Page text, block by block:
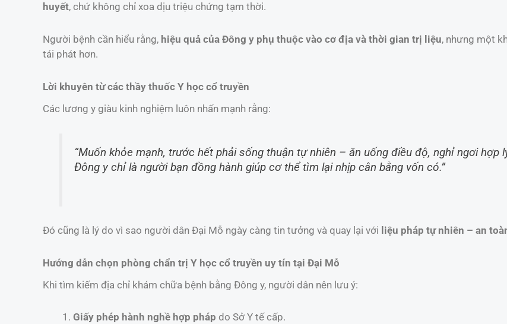
huyết, chứ không chỉ xoa dịu triệu chứng tạm thời.
Người bệnh cần hiểu rằng, hiệu quả của Đông y phụ thuộc vào cơ địa và thời gian trị liệu, nhưng một
tái phát hơn.
Lời khuyên từ các thầy thuốc Y học cổ truyền
Các lương y giàu kinh nghiệm luôn nhấn mạnh rằng:
“Muốn khỏe mạnh, trước hết phải sống thuận tự nhiên – ăn uống điều độ, nghỉ ngơi hợp
Đông y chỉ là người bạn đồng hành giúp cơ thể tìm lại nhịp cân bằng vốn có.”
Đó cũng là lý do vì sao người dân Đại Mỗ ngày càng tin tưởng và quay lại với liệu pháp tự nhiên – an
Hướng dẫn chọn phòng chẩn trị Y học cổ truyền uy tín tại Đại Mỗ
Khi tìm kiếm địa chỉ khám chữa bệnh bằng Đông y, người dân nên lưu ý:
Giấy phép hành nghề hợp pháp do Sở Y tế cấp.